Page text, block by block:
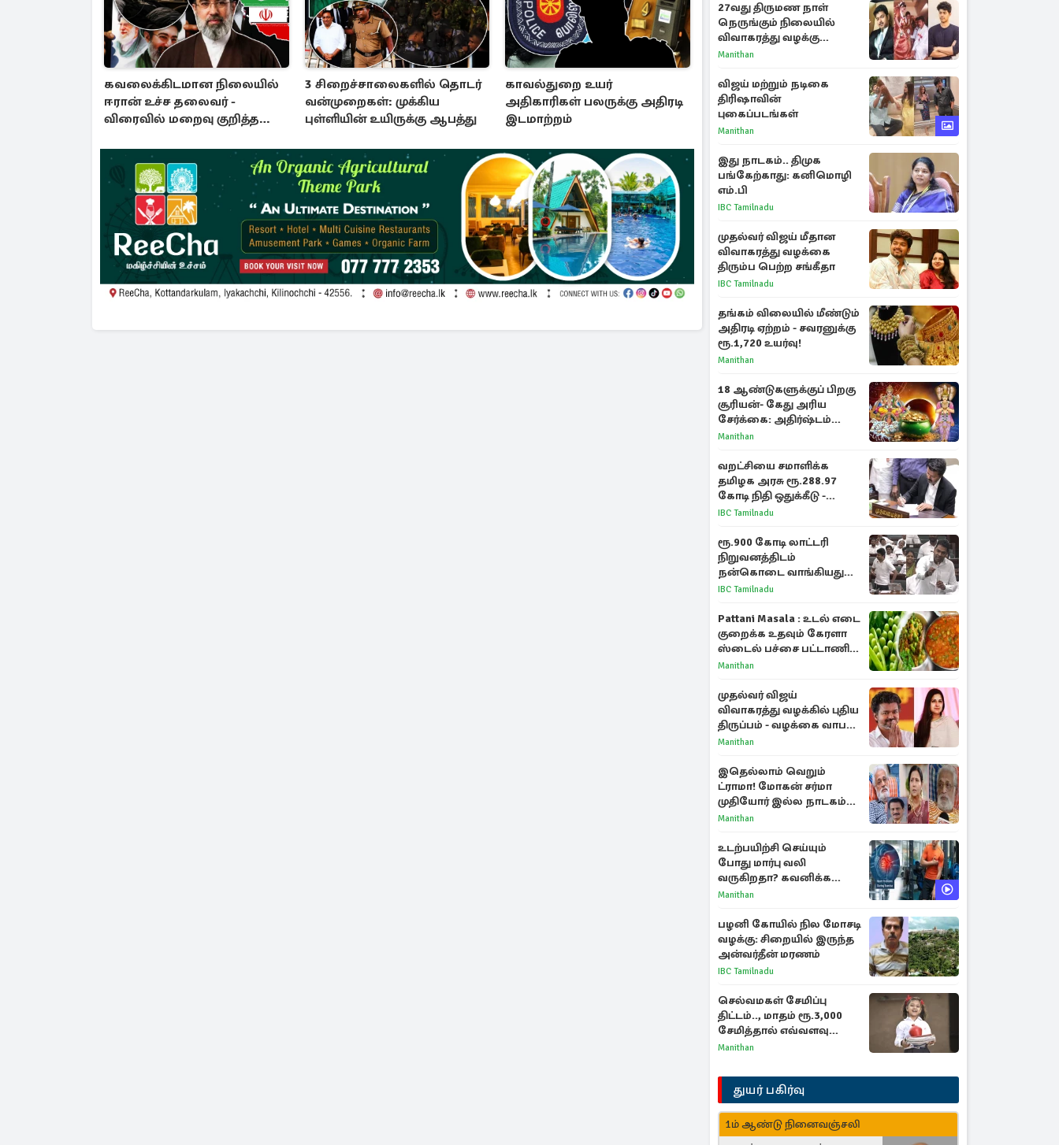
கவலைக்கிடமான நிலையில்
ஈரான் உச்ச தலைவர் -
விரைவில் மறைவு குறித்த
3 சிறைச்சாலைகளில் தொடர்
வன்முறைகள்: முக்கிய
புள்ளியின் உயிருக்கு ஆபத்து
காவல்துறை உயர்
அதிகாரிகள் பலருக்கு அதிரடி
இடமாற்றம்
27வது திருமண நாள்
நெருங்கும் நிலையில்
விவாகரத்து வழக்கு
வாபஸ்! விஜய்யுடன்
Manithan
விஜய் மற்றும் நடிகை
திரிஷாவின்
புகைப்படங்கள்
Manithan
இது நாடகம்.. திமுக
பங்கேற்காது: கனிமொழி
எம்.பி
IBC Tamilnadu
முதல்வர் விஜய் மீதான
விவாகரத்து வழக்கை
திரும்ப பெற்ற சங்கீதா
IBC Tamilnadu
தங்கம் விலையில் மீண்டும்
அதிரடி ஏற்றம் - சவரனுக்கு
ரூ.1,720 உயர்வு!
Manithan
18 ஆண்டுகளுக்குப் பிறகு
சூரியன்- கேது அரிய
சேர்க்கை: அதிர்ஷ்டம்
பெறும் 3 ராசிகள்!
Manithan
வறட்சியை சமாளிக்க
தமிழக அரசு ரூ.288.97
கோடி நிதி ஒதுக்கீடு -
வெளியான அரசாணை
IBC Tamilnadu
ரூ.900 கோடி லாட்டரி
நிறுவனத்திடம்
நன்கொடை வாங்கியது
ஏன்? உதயநிதி - ஆதவ்
IBC Tamilnadu
Pattani Masala : உடல் எடை
குறைக்க உதவும் கேரளா
ஸ்டைல் பச்சை பட்டாணி
கிரேவி
Manithan
முதல்வர் விஜய்
விவாகரத்து வழக்கில் புதிய
திருப்பம் - வழக்கை வாபஸ்
பெற்ற சங்கீதா!
Manithan
இதெல்லாம் வெறும்
ட்ராமா! மோகன் சர்மா
முதியோர் இல்ல நாடகம்
குறித்து குட்டி பத்மினி
Manithan
உடற்பயிற்சி செய்யும்
போது மார்பு வலி
வருகிறதா? கவனிக்க
வேண்டிய எச்சரிக்கை
Manithan
பழனி கோயில் நில மோசடி
வழக்கு: சிறையில் இருந்த
அன்வர்தீன் மரணம்
IBC Tamilnadu
செல்வமகள் சேமிப்பு
திட்டம்.., மாதம் ரூ.3,000
சேமித்தால் எவ்வளவு
கிடைக்கும்?
Manithan
துயர் பகிர்வு
1ம் ஆண்டு நினைவஞ்சலி